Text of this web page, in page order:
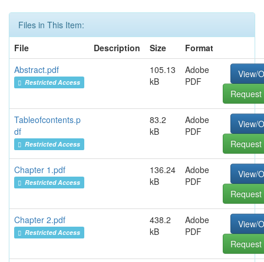
Files in This Item:
File
Description Size
Format
Abstract.pdf
Restricted Access
105.13
kB
Adobe
PDF
View/
Tableofcontents.p
df
Restricted Access
83.2
kB
Adobe
PDF
View/
Chapter 1.pdf
Restricted Access
136.24
kB
Adobe
PDF
View/
Chapter 2.pdf
Restricted Access
438.2
kB
Adobe
PDF
View/